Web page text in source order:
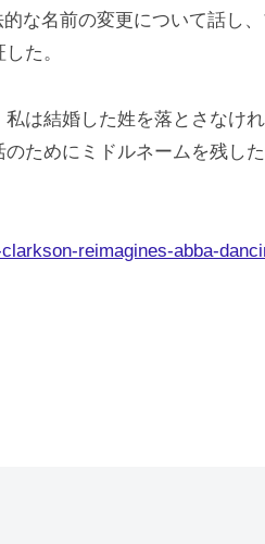
な名前の変更について話し
た。
私は結婚した姓を落とさなけ
ためにミドルネームを残し
reimagines-abba-